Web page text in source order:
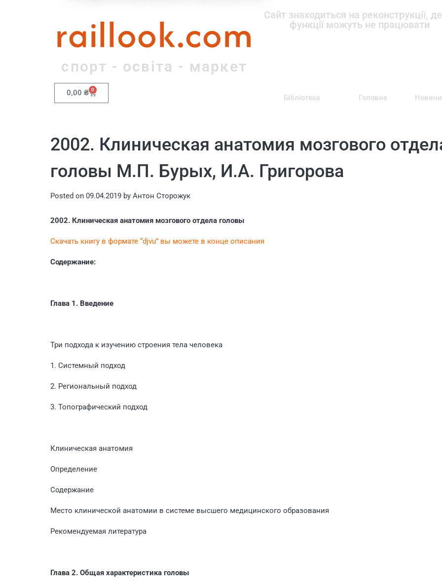
raillook.com
спорт - освіта - маркет
Сайт знаходиться на реконструкції,
функції можуть не працювати
0,00 ₴ 0
Бібліотека Головна Новини
2002. Клиническая анатомия мозгового
головы М.П. Бурых, И.А. Григорова
Posted on 09.04.2019 by Антон Сторожук
2002. Клиническая анатомия мозгового отдела головы
Скачать книгу в формате “djvu” вы можете в конце описания
Содержание:
Глава 1. Введение
Три подхода к изучению строения тела человека
1. Системный подход
2. Региональный подход
3. Топографический подход
Клиническая анатомия
Определение
Содержание
Место клинической анатомии в системе высшего медицинского образования
Рекомендуемая литература
Глава 2. Общая характеристика головы